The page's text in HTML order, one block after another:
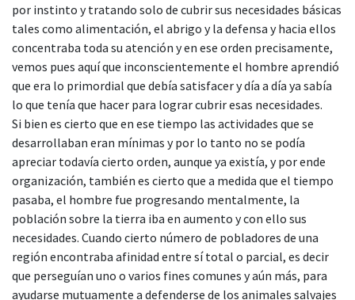
por instinto y tratando solo de cubrir sus necesidades básicas
tales como alimentación, el abrigo y la defensa y hacia ellos
concentraba toda su atención y en ese orden precisamente,
vemos pues aquí que inconscientemente el hombre aprendió
que era lo primordial que debía satisfacer y día a día ya sabía
lo que tenía que hacer para lograr cubrir esas necesidades.
Si bien es cierto que en ese tiempo las actividades que se
desarrollaban eran mínimas y por lo tanto no se podía
apreciar todavía cierto orden, aunque ya existía, y por ende
organización, también es cierto que a medida que el tiempo
pasaba, el hombre fue progresando mentalmente, la
población sobre la tierra iba en aumento y con ello sus
necesidades. Cuando cierto número de pobladores de una
región encontraba afinidad entre sí total o parcial, es decir
que perseguían uno o varios fines comunes y aún más, para
ayudarse mutuamente a defenderse de los animales salvajes